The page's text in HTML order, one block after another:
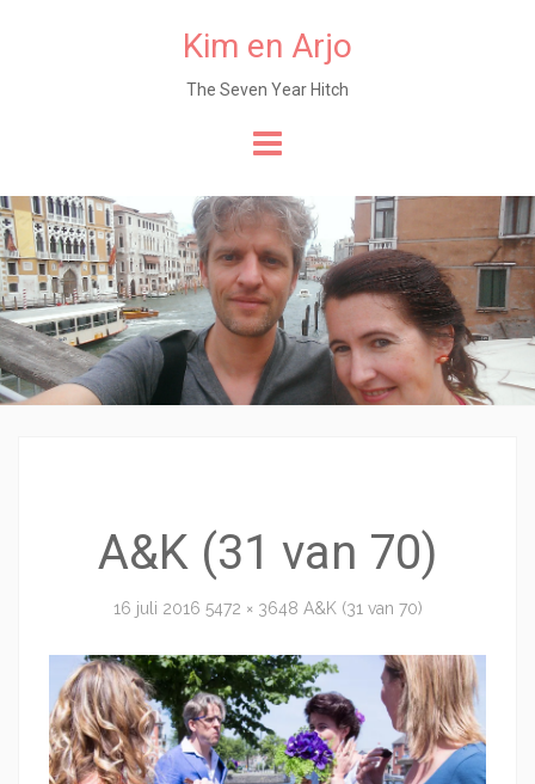
Kim en Arjo
The Seven Year Hitch
de
content
A&K (31 van 70)
16 juli 2016 5472 × 3648 A&K (31 van 70)